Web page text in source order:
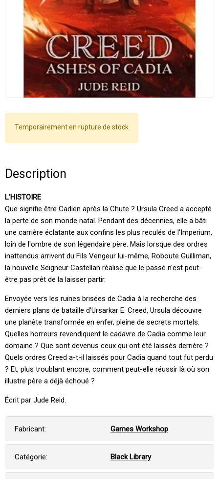
Temporairement en rupture de stock
Description
L'HISTOIRE
Que signifie être Cadien après la Chute ? Ursula Creed a accepté
la perte de son monde natal. Pendant des décennies, elle a bâti
une carrière éclatante aux confins les plus reculés de l'Imperium,
loin de l'ombre de son légendaire père. Mais lorsque des ordres
inattendus arrivent du Fils Vengeur lui-même, Roboute Guilliman,
la nouvelle Seigneur Castellan réalise que le passé n'est peut-
être pas prêt de la laisser partir.
Envoyée vers les ruines brisées de Cadia à la recherche des
derniers plans de bataille d'Ursarkar E. Creed, Ursula découvre
une planète transformée en enfer, pleine de secrets mortels.
Quelles horreurs revendiquent le cadavre de Cadia comme leur
domaine ? Que sont devenus ceux qui ont été laissés derrière ?
Quels ordres Creed a-t-il laissés pour Cadia quand tout fut perdu
? Et, plus troublant encore, comment peut-elle réussir là où son
illustre père a déjà échoué ?
Écrit par Jude Reid.
Fabricant: Games Workshop
Catégorie: Black Library